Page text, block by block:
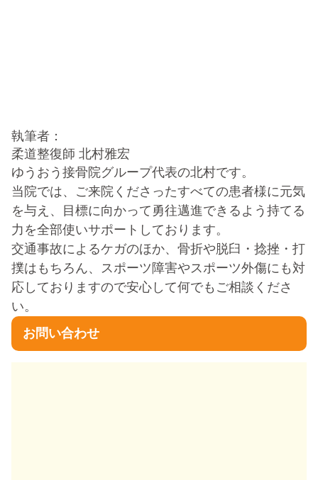
執筆者：
柔道整復師 北村雅宏
ゆうおう接骨院グループ代表の北村です。
当院では、ご来院くださったすべての患者様に元気
を与え、目標に向かって勇往邁進できるよう持てる
力を全部使いサポートしております。
交通事故によるケガのほか、骨折や脱臼・捻挫・打
撲はもちろん、スポーツ障害やスポーツ外傷にも対
応しておりますので安心して何でもご相談くださ
い。
お問い合わせ